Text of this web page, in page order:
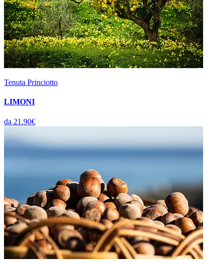
Tenuta Princiotto
LIMONI
da 21.90€